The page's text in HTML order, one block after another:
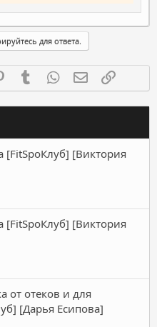
для ответа.
PinterestTumblr WhatsAppЭлектронная
[FitSpoКлуб] [Виктория
[FitSpoКлуб] [Виктория
от отеков и для
[Дарья Есипова]